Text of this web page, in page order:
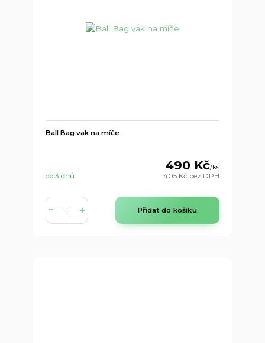
Ball Bag vak na míče
490 Kč/ks
405 Kč bez DPH
do 3 dnů
Přidat do košíku